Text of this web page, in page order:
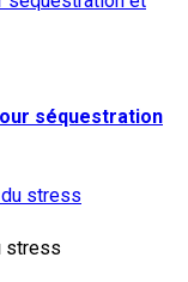
séquestration
stress